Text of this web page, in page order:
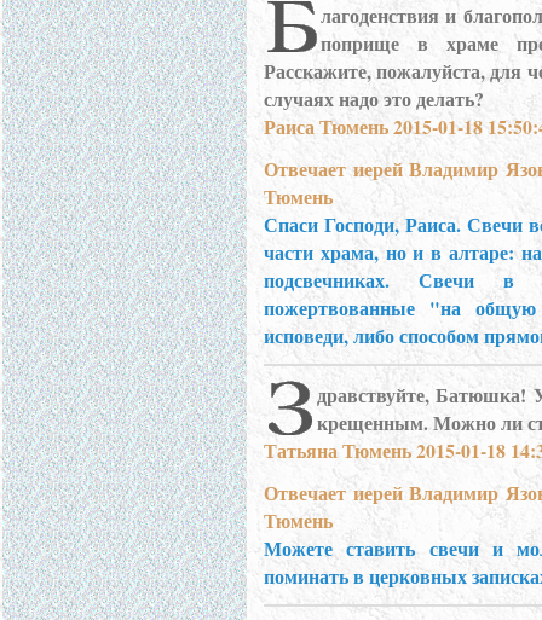
лагоденствия и
поприще в храме
Расскажите, пожалуйста, для
случаях надо это делать?
Раиса Тюмень 2015-01-18
Отвечает иерей Владимир
Тюмень
Спаси Господи, Раиса. Свечи
части храма, но и в алтаре:
подсвечниках. Свечи в
пожертвованные "на
исповеди, либо способом
дравствуйте, Батюшка!
крещенным. Можно ли
Татьяна Тюмень 2015-01-18
Отвечает иерей Владимир
Тюмень
Можете ставить свечи и
поминать в церковных